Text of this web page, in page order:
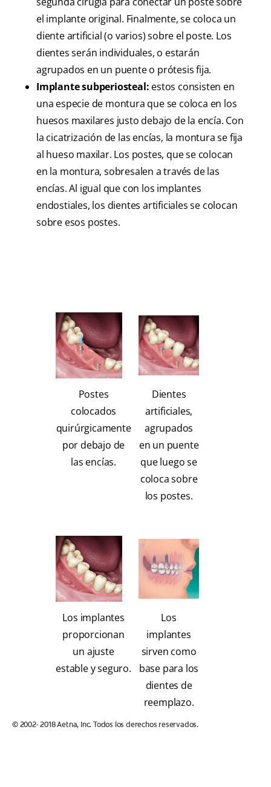
el implante original. Finalmente, se coloca un
diente artificial (o varios) sobre el poste. Los
dientes serán individuales, o estarán
agrupados en un puente o prótesis fija.
Implante subperiosteal: estos consisten en
una especie de montura que se coloca en los
huesos maxilares justo debajo de la encía. Con
la cicatrización de las encías, la montura se fija
al hueso maxilar. Los postes, que se colocan
en la montura, sobresalen a través de las
encías. Al igual que con los implantes
endostiales, los dientes artificiales se colocan
sobre esos postes.
Postes
colocados
quirúrgicamente
por debajo de
las encías.
Dientes
artificiales,
agrupados
en un puente
que luego se
coloca sobre
los postes.
Los implantes
proporcionan
un ajuste
estable y seguro.
Los
implantes
sirven como
base para los
dientes de
reemplazo.
© 2002- 2018 Aetna, Inc. Todos los derechos reservados.